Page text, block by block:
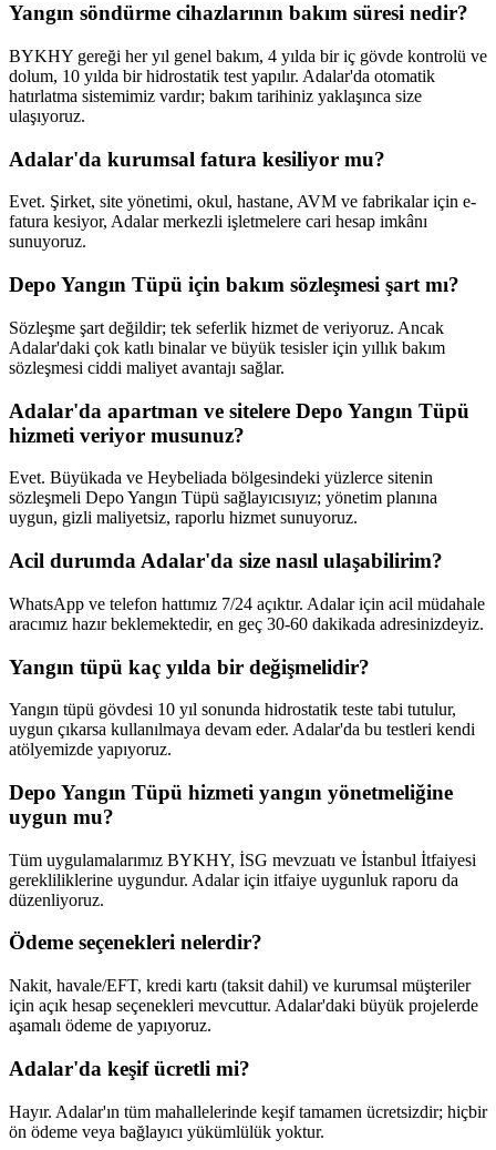
Yangın söndürme cihazlarının bakım süresi nedir?
BYKHY gereği her yıl genel bakım, 4 yılda bir iç gövde kontrolü ve
dolum, 10 yılda bir hidrostatik test yapılır. Adalar'da otomatik
hatırlatma sistemimiz vardır; bakım tarihiniz yaklaşınca size
ulaşıyoruz.
Adalar'da kurumsal fatura kesiliyor mu?
Evet. Şirket, site yönetimi, okul, hastane, AVM ve fabrikalar için e-
fatura kesiyor, Adalar merkezli işletmelere cari hesap imkânı
sunuyoruz.
Depo Yangın Tüpü için bakım sözleşmesi şart mı?
Sözleşme şart değildir; tek seferlik hizmet de veriyoruz. Ancak
Adalar'daki çok katlı binalar ve büyük tesisler için yıllık bakım
sözleşmesi ciddi maliyet avantajı sağlar.
Adalar'da apartman ve sitelere Depo Yangın Tüpü
hizmeti veriyor musunuz?
Evet. Büyükada ve Heybeliada bölgesindeki yüzlerce sitenin
sözleşmeli Depo Yangın Tüpü sağlayıcısıyız; yönetim planına
uygun, gizli maliyetsiz, raporlu hizmet sunuyoruz.
Acil durumda Adalar'da size nasıl ulaşabilirim?
WhatsApp ve telefon hattımız 7/24 açıktır. Adalar için acil müdahale
aracımız hazır beklemektedir, en geç 30-60 dakikada adresinizdeyiz.
Yangın tüpü kaç yılda bir değişmelidir?
Yangın tüpü gövdesi 10 yıl sonunda hidrostatik teste tabi tutulur,
uygun çıkarsa kullanılmaya devam eder. Adalar'da bu testleri kendi
atölyemizde yapıyoruz.
Depo Yangın Tüpü hizmeti yangın yönetmeliğine
uygun mu?
Tüm uygulamalarımız BYKHY, İSG mevzuatı ve İstanbul İtfaiyesi
gerekliliklerine uygundur. Adalar için itfaiye uygunluk raporu da
düzenliyoruz.
Ödeme seçenekleri nelerdir?
Nakit, havale/EFT, kredi kartı (taksit dahil) ve kurumsal müşteriler
için açık hesap seçenekleri mevcuttur. Adalar'daki büyük projelerde
aşamalı ödeme de yapıyoruz.
Adalar'da keşif ücretli mi?
Hayır. Adalar'ın tüm mahallelerinde keşif tamamen ücretsizdir; hiçbir
ön ödeme veya bağlayıcı yükümlülük yoktur.